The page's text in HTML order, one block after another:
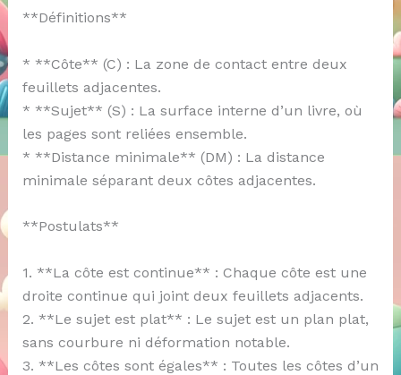
**Définitions**
* **Côte** (C) : La zone de contact entre deux
feuillets adjacentes.
* **Sujet** (S) : La surface interne d’un livre, où
les pages sont reliées ensemble.
* **Distance minimale** (DM) : La distance
minimale séparant deux côtes adjacentes.
**Postulats**
1. **La côte est continue** : Chaque côte est une
droite continue qui joint deux feuillets adjacents.
2. **Le sujet est plat** : Le sujet est un plan plat,
sans courbure ni déformation notable.
3. **Les côtes sont égales** : Toutes les côtes d’un